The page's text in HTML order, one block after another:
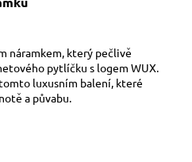
náramkem, který pečlivě
pytlíčku s logem WUX.
luxusním balení, které
a půvabu.